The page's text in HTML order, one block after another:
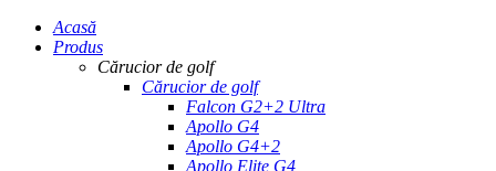
Acasă
Produs
Cărucior de golf
Cărucior de golf
Falcon G2+2 Ultra
Apollo G4
Apollo G4+2
Apollo Elite G4